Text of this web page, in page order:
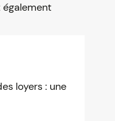
également
loyers : une